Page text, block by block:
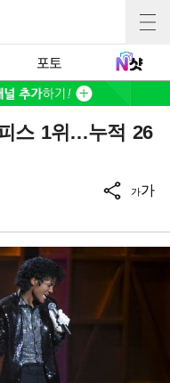
포토
스 1위…누적 26
가가